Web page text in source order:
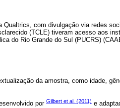
Qualtrics, com divulgação via redes
(TCLE) tiveram acesso aos
do Rio Grande do Sul (PUCRS)
da amostra, como idade,
por Gilbert et al. (2011) e